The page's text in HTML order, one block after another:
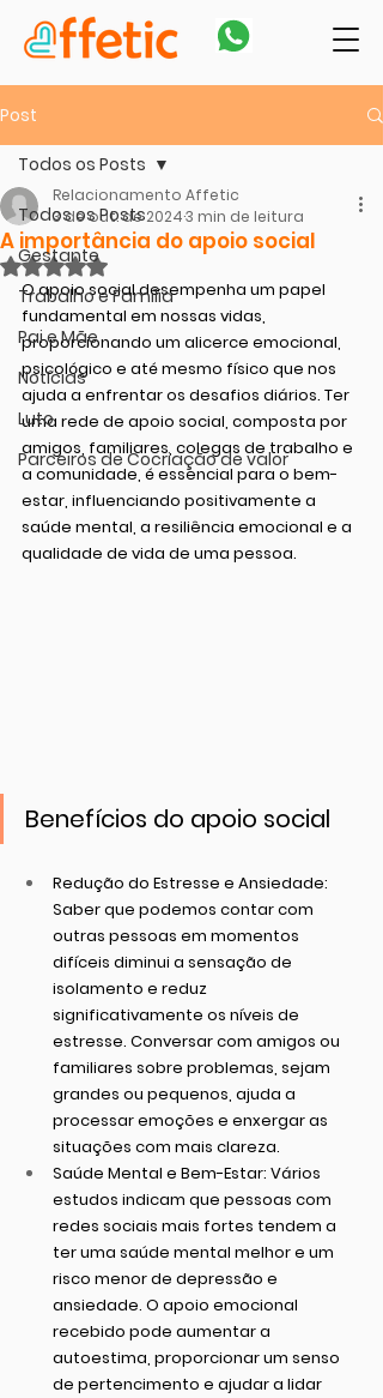
Post
Todos os Posts
Gestante
Trabalho e Família
Pai e Mãe
Notícias
Luto
Parceiros de Cocriação de valor
Todos os Posts
A importância do apoio social
Relacionamento Affetic
3 de out. de 20243 min de leitura
Avaliado com NaN de 5 estrelas.
O apoio social desempenha um papel
fundamental em nossas vidas,
proporcionando um alicerce emocional,
psicológico e até mesmo físico que nos
ajuda a enfrentar os desafios diários. Ter
uma rede de apoio social, composta por
amigos, familiares, colegas de trabalho e
a comunidade, é essencial para o bem-
estar, influenciando positivamente a
saúde mental, a resiliência emocional e a
qualidade de vida de uma pessoa.
Benefícios do apoio social
Redução do Estresse e Ansiedade:
Saber que podemos contar com
outras pessoas em momentos
difíceis diminui a sensação de
isolamento e reduz
significativamente os níveis de
estresse. Conversar com amigos ou
familiares sobre problemas, sejam
grandes ou pequenos, ajuda a
processar emoções e enxergar as
situações com mais clareza.
Saúde Mental e Bem-Estar: Vários
estudos indicam que pessoas com
redes sociais mais fortes tendem a
ter uma saúde mental melhor e um
risco menor de depressão e
ansiedade. O apoio emocional
recebido pode aumentar a
autoestima, proporcionar um senso
de pertencimento e ajudar a lidar